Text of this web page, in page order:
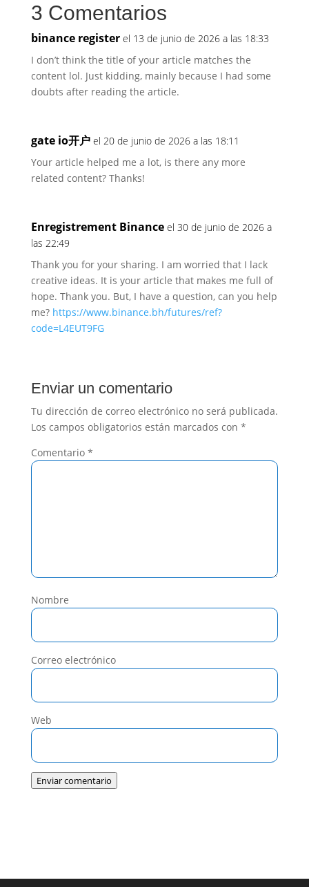
3 Comentarios
binance register el 13 de junio de 2026 a las 18:33
I don’t think the title of your article matches the
content lol. Just kidding, mainly because I had some
doubts after reading the article.
gate io开户 el 20 de junio de 2026 a las 18:11
Your article helped me a lot, is there any more
related content? Thanks!
Enregistrement Binance el 30 de junio de 2026 a
las 22:49
Thank you for your sharing. I am worried that I lack
creative ideas. It is your article that makes me full of
hope. Thank you. But, I have a question, can you help
me? https://www.binance.bh/futures/ref?
code=L4EUT9FG
Enviar un comentario
Tu dirección de correo electrónico no será publicada.
Los campos obligatorios están marcados con *
Comentario *
Nombre
Correo electrónico
Web
Enviar comentario